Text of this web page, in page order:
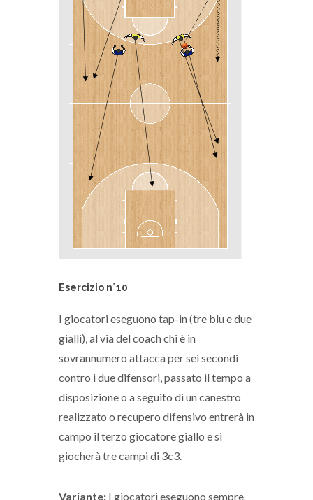
Esercizio n°10
I giocatori eseguono tap-in (tre blu e due
gialli), al via del coach chi è in
sovrannumero attacca per sei secondi
contro i due difensori, passato il tempo a
disposizione o a seguito di un canestro
realizzato o recupero difensivo entrerà in
campo il terzo giocatore giallo e si
giocherà tre campi di 3c3.
Variante: I giocatori eseguono sempre